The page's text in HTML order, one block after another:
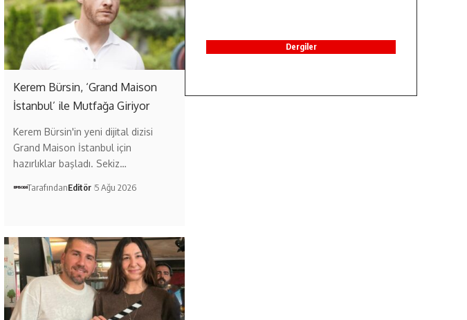
Kerem Bürsin, ‘Grand Maison
İstanbul’ ile Mutfağa Giriyor
Kerem Bürsin'in yeni dijital dizisi
Grand Maison İstanbul için
hazırlıklar başladı. Sekiz…
TarafındanEditör 5 Ağu 2026
Dergiler